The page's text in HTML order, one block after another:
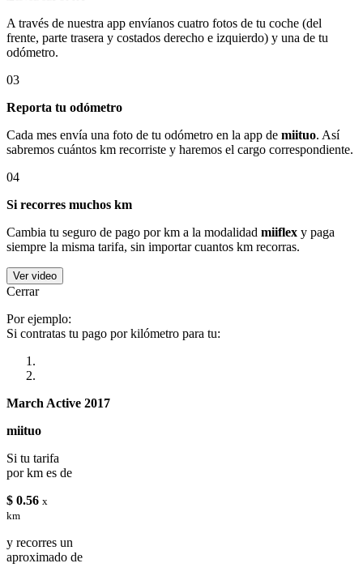
A través de nuestra app envíanos cuatro fotos de tu coche (del
frente, parte trasera y costados derecho e izquierdo) y una de tu
odómetro.
03
Reporta tu odómetro
Cada mes envía una foto de tu odómetro en la app de miituo. Así
sabremos cuántos km recorriste y haremos el cargo correspondiente.
04
Si recorres muchos km
Cambia tu seguro de pago por km a la modalidad miiflex y paga
siempre la misma tarifa, sin importar cuantos km recorras.
Ver video
Cerrar
Por ejemplo:
Si contratas tu pago por kilómetro para tu:
March Active 2017
miituo
Si tu tarifa
por km es de
$ 0.56 x
km
y recorres un
aproximado de